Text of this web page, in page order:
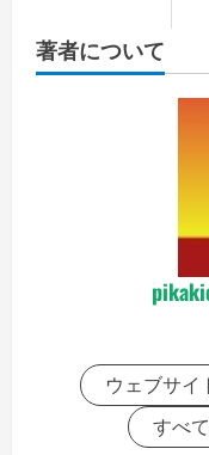
著者について
ウェブサイ
すべ